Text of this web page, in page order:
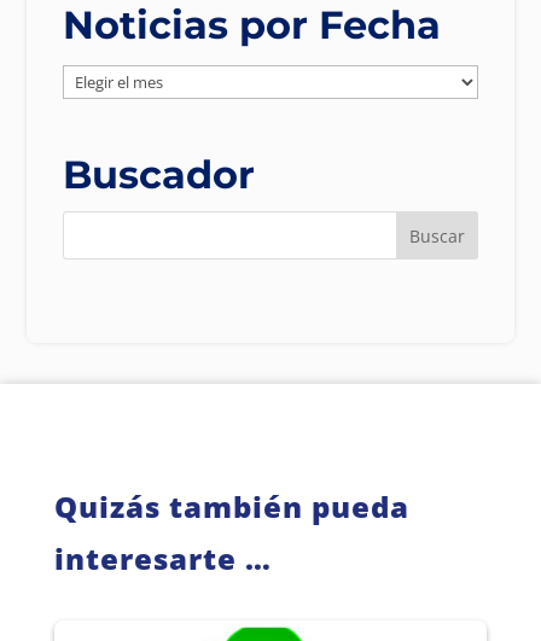
Noticias por Fecha
Noticias
Fecha
Buscador
Quizás también pueda
interesarte …